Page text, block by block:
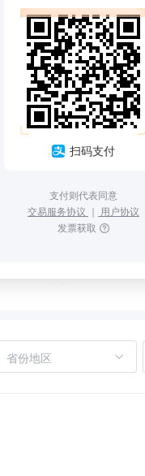
扫码支付
支付则代表同意
交易服务协议 ｜ 用户协议
发票获取
省份地区